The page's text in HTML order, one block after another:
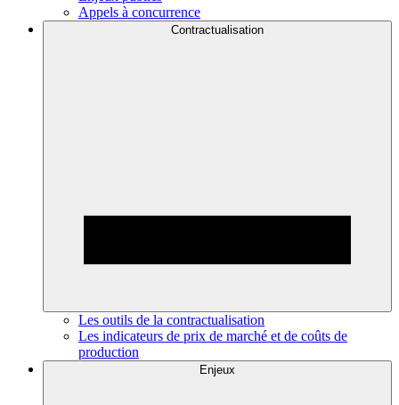
Appels à concurrence
Contractualisation
Les outils de la contractualisation
Les indicateurs de prix de marché et de coûts de
production
Enjeux